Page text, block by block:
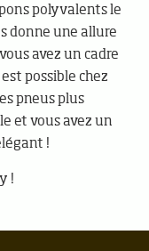
polyvalents le
donne une allure
avez un cadre
possible chez
pneus plus
et vous avez un
!
!